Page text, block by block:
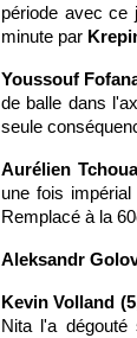
période avec ce
minute par
Youssouf
de balle dans
seule
Aurélien
une fois
Remplacé à la
Aleksandr
Kevin Volland
Nita l'a